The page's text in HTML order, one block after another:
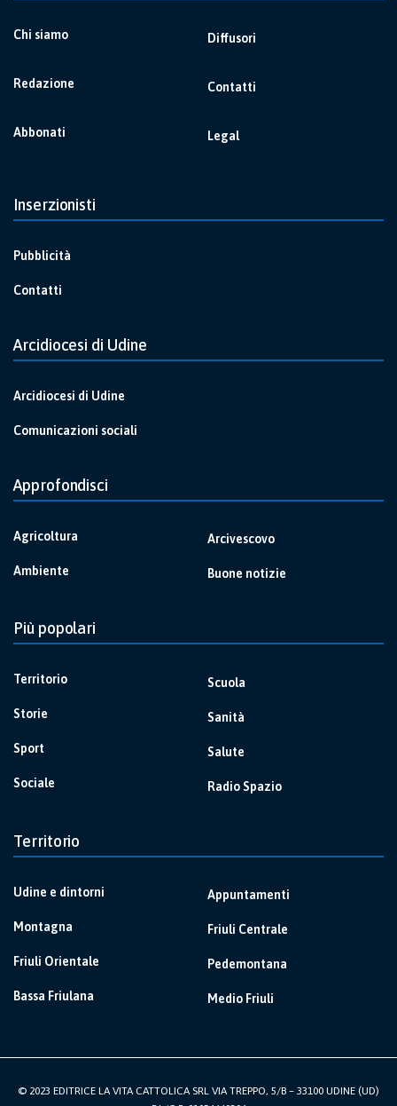
Chi siamo
Redazione
Abbonati
Diffusori
Contatti
Legal
Inserzionisti
Pubblicità
Contatti
Arcidiocesi di Udine
Arcidiocesi di Udine
Comunicazioni sociali
Approfondisci
Agricoltura
Ambiente
Arcivescovo
Buone notizie
Più popolari
Territorio
Storie
Sport
Sociale
Scuola
Sanità
Salute
Radio Spazio
Territorio
Udine e dintorni
Montagna
Friuli Orientale
Bassa Friulana
Appuntamenti
Friuli Centrale
Pedemontana
Medio Friuli
© 2023 EDITRICE LA VITA CATTOLICA SRL VIA TREPPO, 5/B – 33100 UDINE (UD)